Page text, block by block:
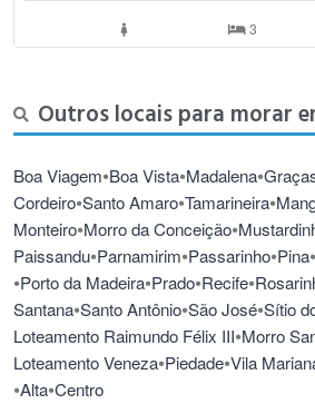
3
Outros locais para morar
Boa Viagem•Boa Vista•Madalena•
Cordeiro•Santo Amaro•Tamarineira•
Monteiro•Morro da Conceição•
Paissandu•Parnamirim•Passarinho•Pina•
•Porto da Madeira•Prado•Recife•
Santana•Santo Antônio•São José•Sítio
Loteamento Raimundo Félix III•Morro
Loteamento Veneza•Piedade•Vila
•Alta•Centro